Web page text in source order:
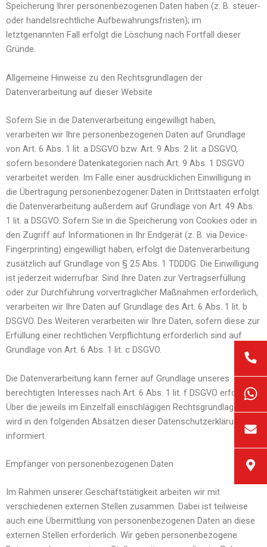
Speicherung Ihrer personenbezogenen Daten haben (z. B. steuer-
oder handelsrechtliche Aufbewahrungsfristen); im
letztgenannten Fall erfolgt die Löschung nach Fortfall dieser
Gründe.
Allgemeine Hinweise zu den Rechtsgrundlagen der
Datenverarbeitung auf dieser Website
Sofern Sie in die Datenverarbeitung eingewilligt haben,
verarbeiten wir Ihre personenbezogenen Daten auf Grundlage
von Art. 6 Abs. 1 lit. a DSGVO bzw. Art. 9 Abs. 2 lit. a DSGVO,
sofern besondere Datenkategorien nach Art. 9 Abs. 1 DSGVO
verarbeitet werden. Im Falle einer ausdrücklichen Einwilligung in
die Übertragung personenbezogener Daten in Drittstaaten erfolgt
die Datenverarbeitung außerdem auf Grundlage von Art. 49 Abs.
1 lit. a DSGVO. Sofern Sie in die Speicherung von Cookies oder in
den Zugriff auf Informationen in Ihr Endgerät (z. B. via Device-
Fingerprinting) eingewilligt haben, erfolgt die Datenverarbeitung
zusätzlich auf Grundlage von § 25 Abs. 1 TDDDG. Die Einwilligung
ist jederzeit widerrufbar. Sind Ihre Daten zur Vertragserfüllung
oder zur Durchführung vorvertraglicher Maßnahmen erforderlich,
verarbeiten wir Ihre Daten auf Grundlage des Art. 6 Abs. 1 lit. b
DSGVO. Des Weiteren verarbeiten wir Ihre Daten, sofern diese zur
Erfüllung einer rechtlichen Verpflichtung erforderlich sind auf
Grundlage von Art. 6 Abs. 1 lit. c DSGVO.
Die Datenverarbeitung kann ferner auf Grundlage unseres
berechtigten Interesses nach Art. 6 Abs. 1 lit. f DSGVO erfolgen.
Über die jeweils im Einzelfall einschlägigen Rechtsgrundlagen
wird in den folgenden Absätzen dieser Datenschutzerklärung
informiert.
Empfänger von personenbezogenen Daten
Im Rahmen unserer Geschäftstätigkeit arbeiten wir mit
verschiedenen externen Stellen zusammen. Dabei ist teilweise
auch eine Übermittlung von personenbezogenen Daten an diese
externen Stellen erforderlich. Wir geben personenbezogene